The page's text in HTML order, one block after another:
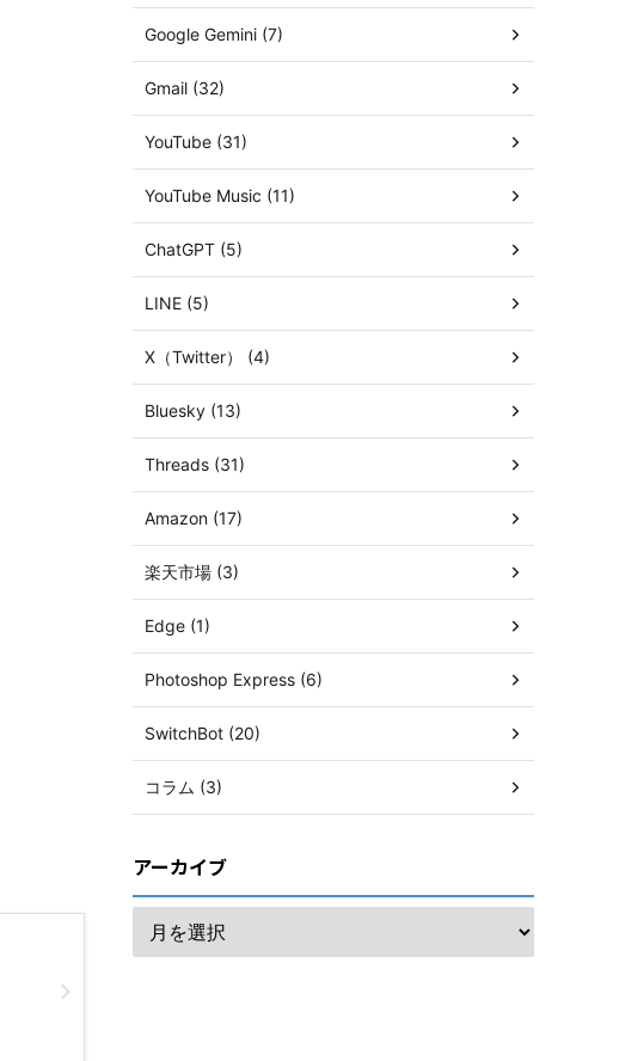
Google Gemini (7)
Gmail (32)
YouTube (31)
YouTube Music (11)
ChatGPT (5)
LINE (5)
X（Twitter） (4)
Bluesky (13)
Threads (31)
Amazon (17)
楽天市場 (3)
Edge (1)
Photoshop Express (6)
SwitchBot (20)
コラム (3)
アーカイブ